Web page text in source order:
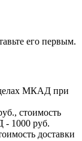
его первым.
МКАД при
стоимость
- 1000 руб.
доставки